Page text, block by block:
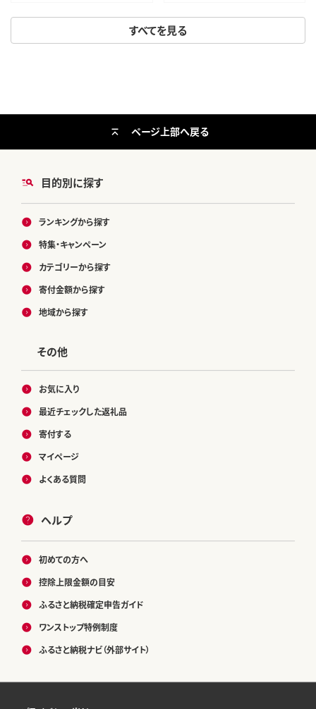
すべてを見る
目的別に探す
ランキングから探す
特集・キャンペーン
カテゴリーから探す
寄付金額から探す
地域から探す
その他
お気に入り
最近チェックした返礼品
寄付する
マイページ
よくある質問
ヘルプ
初めての方へ
控除上限金額の目安
ふるさと納税確定申告ガイド
ワンストップ特例制度
ふるさと納税ナビ（外部サイト）
ページ上部へ戻る